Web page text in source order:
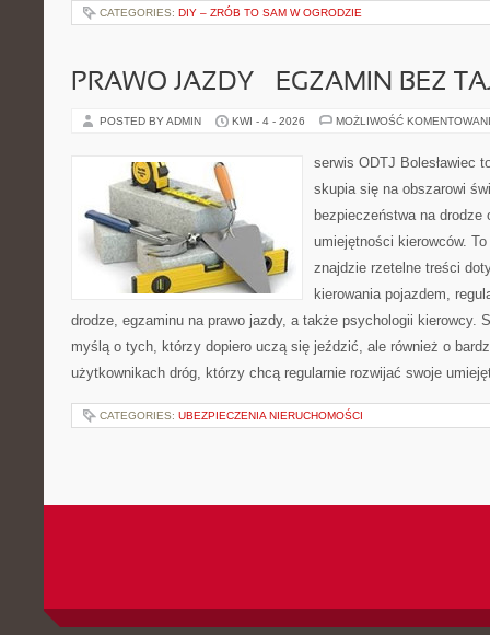
CATEGORIES: DIY – ZRÓB TO SAM W OGRODZIE
PRAWO JAZDY – EGZAMIN BEZ
POSTED BY ADMIN KWI - 4 - 2026 MOŻLIWOŚĆ
serwis ODTJ Bolesławiec
skupia się na obszarowi
bezpieczeństwa na drodze
umiejętności kierowców.
znajdzie rzetelne treści
kierowania pojazdem,
drodze, egzaminu na prawo jazdy, a także psychologii kierowcy.
myślą o tych, którzy dopiero uczą się jeździć, ale również o
użytkownikach dróg, którzy chcą regularnie rozwijać swoje
CATEGORIES: UBEZPIECZENIA NIERUCHOMOŚCI